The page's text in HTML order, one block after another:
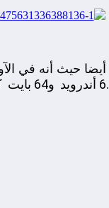
حيث أنه في